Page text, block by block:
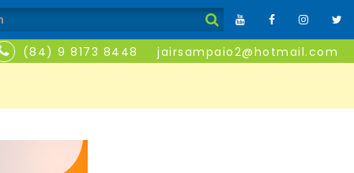
(84) 9 8173 8448 jairsampaio2@hotmail.com